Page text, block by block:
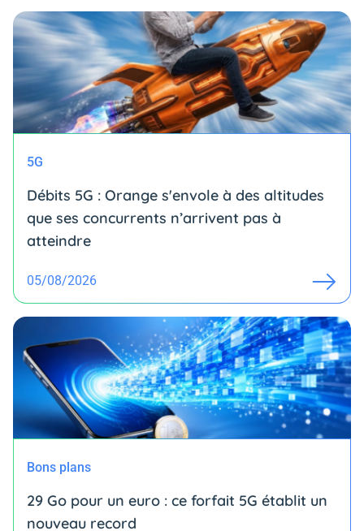
5G
Débits 5G : Orange s'envole à des altitudes
que ses concurrents n’arrivent pas à
atteindre
05/08/2026
Bons plans
29 Go pour un euro : ce forfait 5G établit un
nouveau record